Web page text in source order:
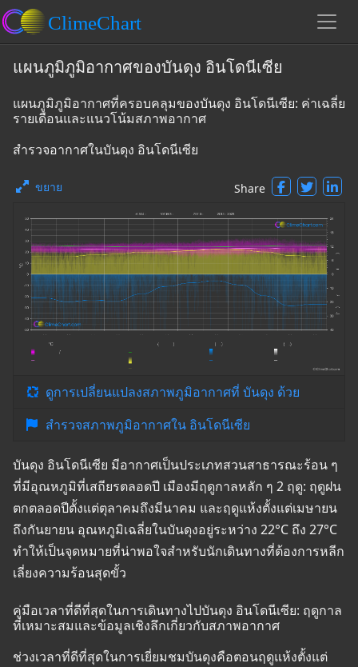
แผนภูมิภูมิอากาศของบันดุง อินโดนีเซีย
แผนภูมิภูมิอากาศที่ครอบคลุมของบันดุง อินโดนีเซีย: ค่าเฉลี่ย
รายเดือนและแนวโน้มสภาพอากาศ
สำรวจอากาศในบันดุง อินโดนีเซีย
ขยาย Share
ดูการเปลี่ยนแปลงสภาพภูมิอากาศที่ บันดุง ด้วย
สำรวจสภาพภูมิอากาศใน อินโดนีเซีย
บันดุง อินโดนีเซีย มีอากาศเป็นประเภทสวนสาธารณะร้อน ๆ
ที่มีอุณหภูมิที่เสถียรตลอดปี เมืองมีฤดูกาลหลัก ๆ 2 ฤดู: ฤดูฝน
ตกตลอดปีตั้งแต่ตุลาคมถึงมีนาคม และฤดูแห้งตั้งแต่เมษายน
ถึงกันยายน อุณหภูมิเฉลี่ยในบันดุงอยู่ระหว่าง 22°C ถึง 27°C
ทำให้เป็นจุดหมายที่น่าพอใจสำหรับนักเดินทางที่ต้องการหลีก
เลี่ยงความร้อนสุดขั้ว
คู่มือเวลาที่ดีที่สุดในการเดินทางไปบันดุง อินโดนีเซีย: ฤดูกาล
ที่เหมาะสมและข้อมูลเชิงลึกเกี่ยวกับสภาพอากาศ
ช่วงเวลาที่ดีที่สุดในการเยี่ยมชมบันดุงคือตอนฤดูแห้งตั้งแต่